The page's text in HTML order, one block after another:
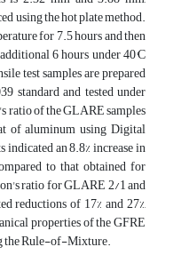
using the hot plate method.
for 7.5 hours and then
6 hours under 40°C
test samples are prepared
standard and tested under
ratio of the GLARE samples
of aluminum using Digital
an 8.8% increase in
to that obtained for
ratio for GLARE 2/1 and
reductions of 17% and 27%,
properties of the GFRE
the Rule-of-Mixture.